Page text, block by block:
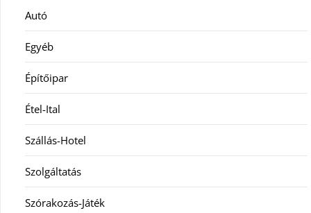
Autó
Egyéb
Építőipar
Étel-Ital
Szállás-Hotel
Szolgáltatás
Szórakozás-Játék